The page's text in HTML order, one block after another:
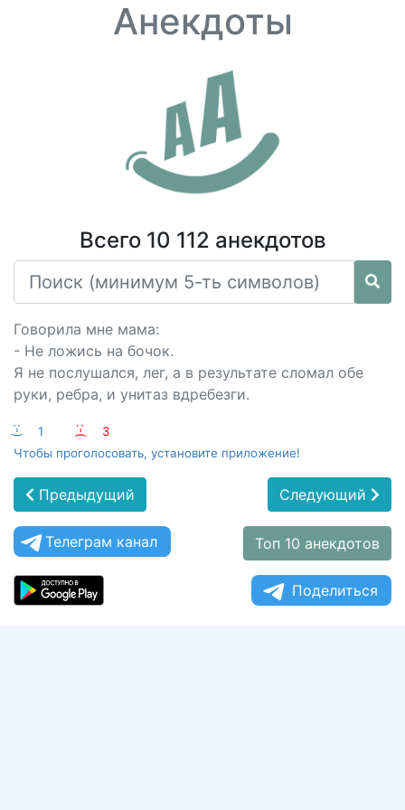
Анекдоты
Всего 10 112 анекдотов
Говорила мне мама:
- Не ложись на бочок.
Я не послушался, лег, а в результате сломал обе
руки, ребра, и унитаз вдребезги.
:-) 1 :-(
3
Чтобы проголосовать, установите приложение!
Предыдущий Следующий
Телеграм канал Топ 10 анекдотов
Поделиться